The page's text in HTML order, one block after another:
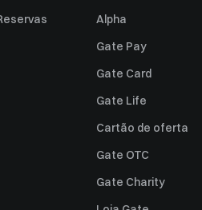
Alpha
Gate Pay
Gate Card
Gate Life
Cartão de oferta
Gate OTC
Gate Charity